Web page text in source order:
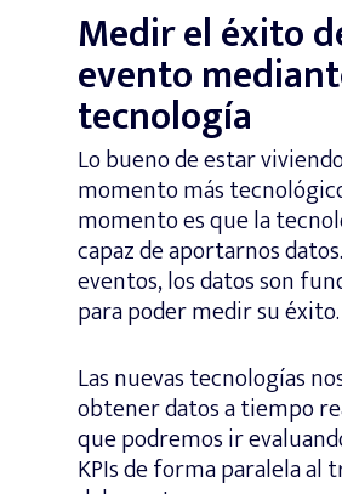
Medir el éxito
evento
tecnología
Lo bueno de estar
momento más
momento es que la
capaz de aportarnos
eventos, los datos son
para poder medir su éxito.
Las nuevas tecnologías
obtener datos a tiempo
que podremos ir
KPIs de forma paralela al